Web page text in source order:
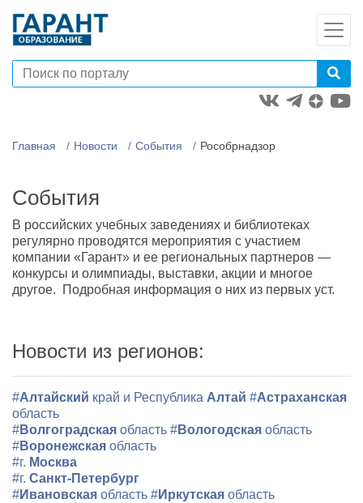
Главная Новости События Рособрнадзор
События
В российских учебных заведениях и библиотеках
регулярно проводятся мероприятия с участием
компании «Гарант» и ее региональных партнеров —
конкурсы и олимпиады, выставки, акции и многое
другое. Подробная информация о них из первых уст.
Новости из регионов:
#Алтайский край и Республика Алтай #Астраханская
область
#Волгоградская область #Вологодская область
#Воронежская область
#г. Москва
#г. Санкт-Петербург
#Ивановская область #Иркутская область